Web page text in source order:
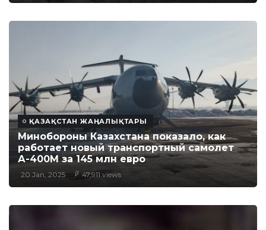
ҚАЗАҚСТАН ЖАҢАЛЫҚТАРЫ
Минобороны Казахстана показало, как
работает новый транспортный самолет
А-400М за 145 млн евро
20 Jan, 2025 47,911 views